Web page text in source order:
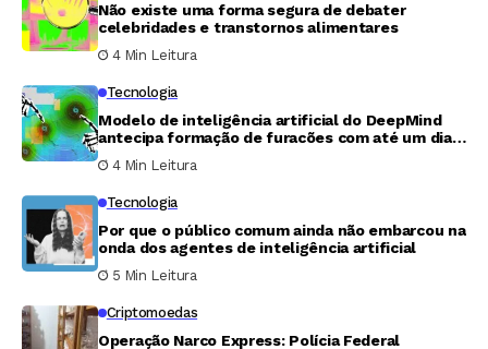
Não existe uma forma segura de debater
celebridades e transtornos alimentares
4 Min Leitura
Tecnologia
Modelo de inteligência artificial do DeepMind
antecipa formação de furacões com até um dia
de vantagem
4 Min Leitura
Tecnologia
Por que o público comum ainda não embarcou na
onda dos agentes de inteligência artificial
5 Min Leitura
Criptomoedas
Operação Narco Express: Polícia Federal